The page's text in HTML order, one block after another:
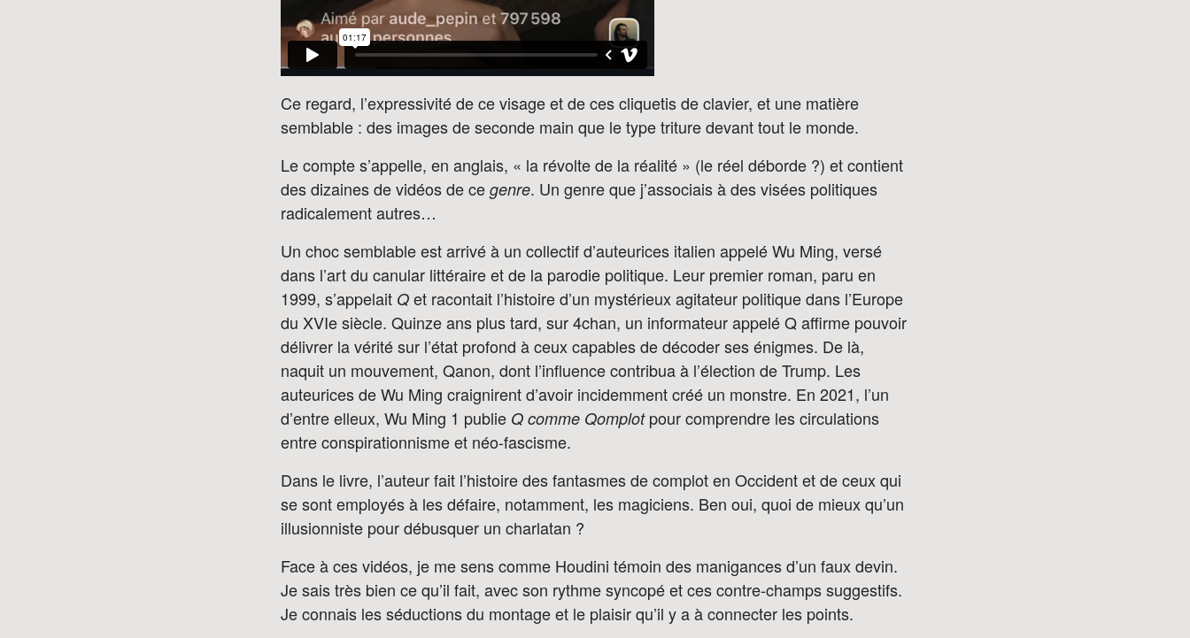
Ce regard, l’expressivité de ce visage et de ces cliquetis de clavier, et une matière
semblable : des images de seconde main que le type triture devant tout le monde.
Le compte s’appelle, en anglais, « la révolte de la réalité » (le réel déborde ?) et contient
des dizaines de vidéos de ce genre. Un genre que j’associais à des visées politiques
radicalement autres…
Un choc semblable est arrivé à un collectif d’auteurices italien appelé Wu Ming, versé
dans l’art du canular littéraire et de la parodie politique. Leur premier roman, paru en
1999, s’appelait Q et racontait l’histoire d’un mystérieux agitateur politique dans l’Europe
du XVIe siècle. Quinze ans plus tard, sur 4chan, un informateur appelé Q affirme pouvoir
délivrer la vérité sur l’état profond à ceux capables de décoder ses énigmes. De là,
naquit un mouvement, Qanon, dont l’influence contribua à l’élection de Trump. Les
auteurices de Wu Ming craignirent d’avoir incidemment créé un monstre. En 2021, l’un
d’entre elleux, Wu Ming 1 publie Q comme Qomplotpour comprendre les circulations
entre conspirationnisme et néo-fascisme.
Dans le livre, l’auteur fait l’histoire des fantasmes de complot en Occident et de ceux qui
se sont employés à les défaire, notamment, les magiciens. Ben oui, quoi de mieux qu’un
illusionniste pour débusquer un charlatan ?
Face à ces vidéos, je me sens comme Houdini témoin des manigances d’un faux devin.
Je sais très bien ce qu’il fait, avec son rythme syncopé et ces contre-champs suggestifs.
Je connais les séductions du montage et le plaisir qu’il y a à connecter les points.